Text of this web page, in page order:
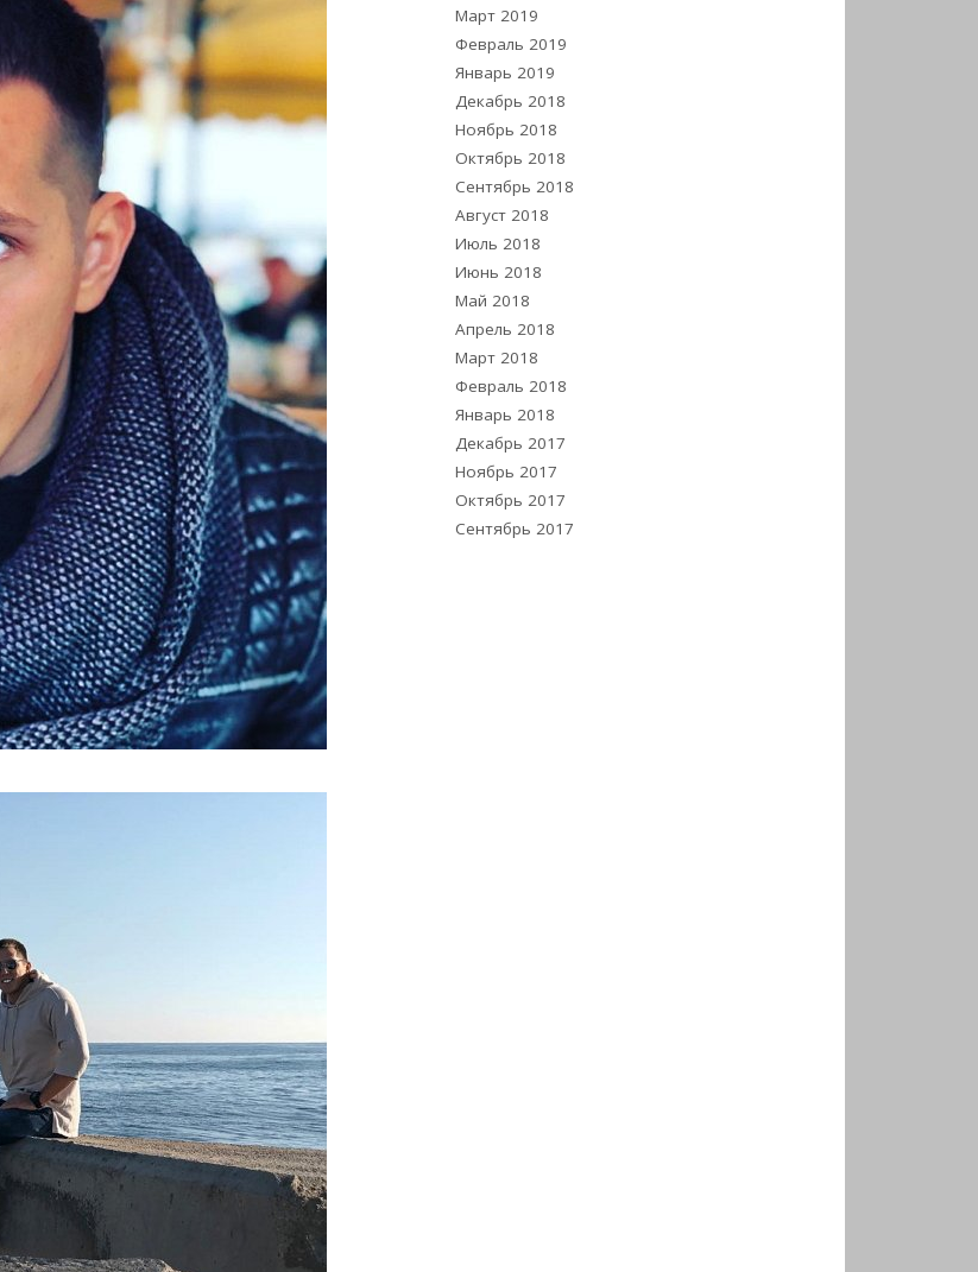
Март 2019
Февраль 2019
Январь 2019
Декабрь 2018
Ноябрь 2018
Октябрь 2018
Сентябрь 2018
Август 2018
Июль 2018
Июнь 2018
Май 2018
Апрель 2018
Март 2018
Февраль 2018
Январь 2018
Декабрь 2017
Ноябрь 2017
Октябрь 2017
Сентябрь 2017